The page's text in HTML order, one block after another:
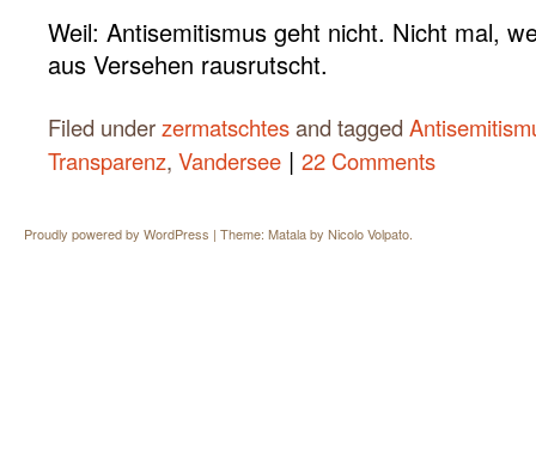
Weil: Antisemitismus geht nicht. Nicht mal,
aus Versehen rausrutscht.
Filed underzermatschtesand tagged
Transparenz, Vandersee | 22 Comments
Proudly powered by WordPress | Theme: Matala by Nicolo Volpato.